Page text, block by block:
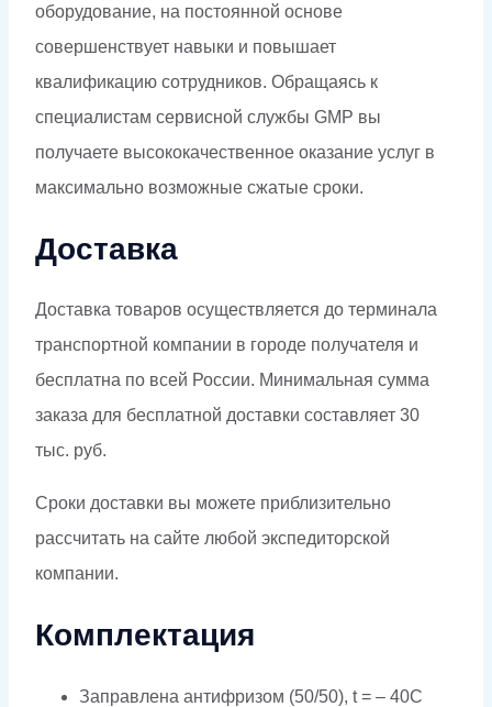
оборудование, на постоянной основе
совершенствует навыки и повышает
квалификацию сотрудников. Обращаясь к
специалистам сервисной службы GMP вы
получаете высококачественное оказание услуг в
максимально возможные сжатые сроки.
Доставка
Доставка товаров осуществляется до терминала
транспортной компании в городе получателя и
бесплатна по всей России. Минимальная сумма
заказа для бесплатной доставки составляет 30
тыс. руб.
Сроки доставки вы можете приблизительно
рассчитать на сайте любой экспедиторской
компании.
Комплектация
Заправлена антифризом (50/50), t = – 40C